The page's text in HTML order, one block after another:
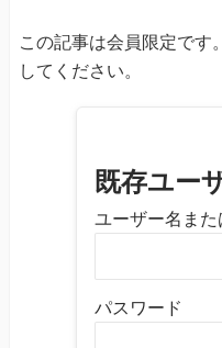
この記事は会員限定です
してください。
既存ユー
ユーザー名ま
パスワード